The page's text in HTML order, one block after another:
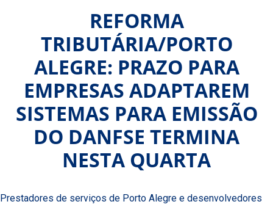
REFORMA
TRIBUTÁRIA/PORTO
ALEGRE: PRAZO PARA
EMPRESAS ADAPTAREM
SISTEMAS PARA EMISSÃO
DO DANFSE TERMINA
NESTA QUARTA
Prestadores de serviços de Porto Alegre e desenvolvedores